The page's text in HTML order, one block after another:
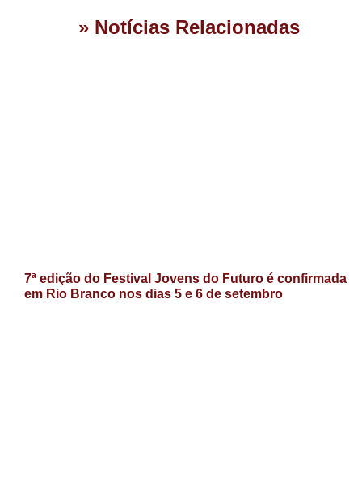
» Notícias Relacionadas
7ª edição do Festival Jovens do Futuro é confirmada
em Rio Branco nos dias 5 e 6 de setembro